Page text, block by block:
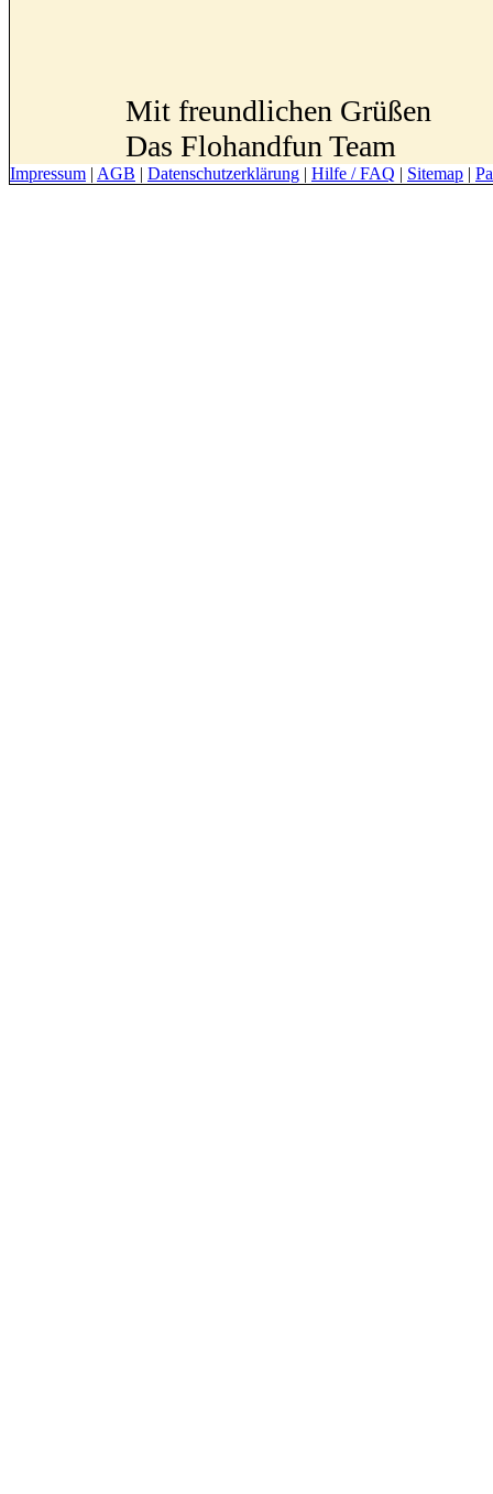
Mit freundlichen Grüßen
Das Flohandfun Team
Impressum | AGB | Datenschutzerklärung | Hilfe / FAQ | Sitemap |